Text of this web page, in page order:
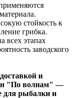
стойкость к
грибка.
всех этапах
заводского
и
"По волнам" —
для рыбалки и